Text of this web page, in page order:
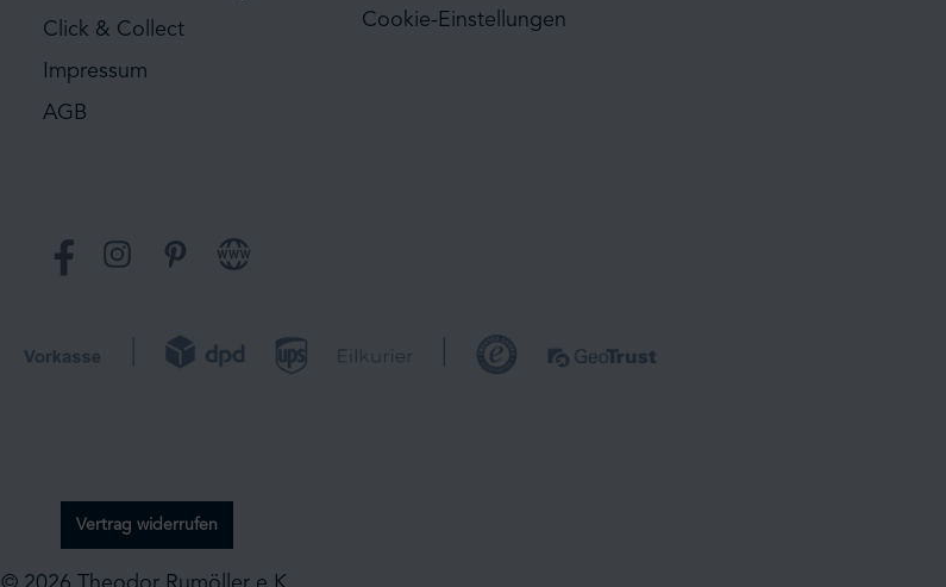
Click & Collect
Impressum
AGB
Cookie-Einstellungen
FacebookInstagramPinterest Website
Vertrag widerrufen